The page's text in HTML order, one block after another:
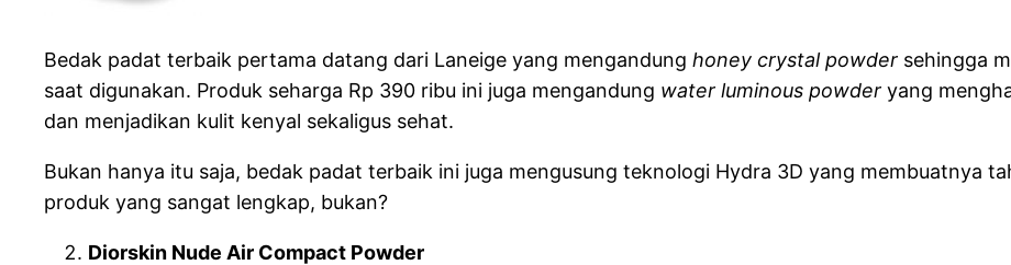
Bedak padat terbaik pertama datang dari Laneige yang mengandung honey crystal powder sehingga
saat digunakan. Produk seharga Rp 390 ribu ini juga mengandung water luminous powder yang
dan menjadikan kulit kenyal sekaligus sehat.
Bukan hanya itu saja, bedak padat terbaik ini juga mengusung teknologi Hydra 3D yang membuatnya
produk yang sangat lengkap, bukan?
Diorskin Nude Air Compact Powder